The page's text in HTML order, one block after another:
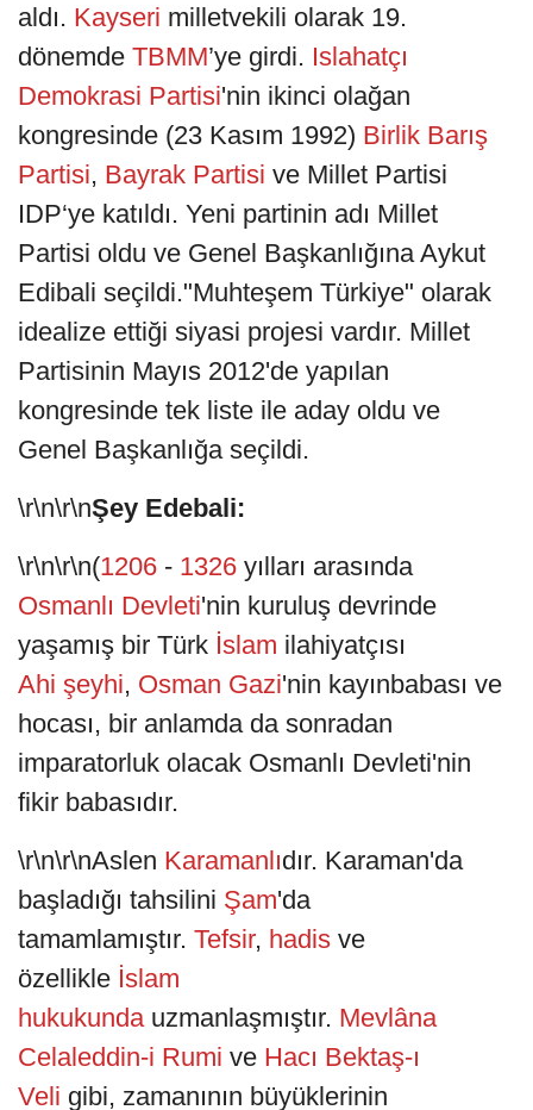
aldı. Kayseri milletvekili olarak 19.
dönemde TBMM’ye girdi. Islahatçı
Demokrasi Partisi'nin ikinci olağan
kongresinde (23 Kasım 1992) Birlik Barış
Partisi, Bayrak Partisi ve Millet Partisi
IDP‘ye katıldı. Yeni partinin adı Millet
Partisi oldu ve Genel Başkanlığına Aykut
Edibali seçildi."Muhteşem Türkiye" olarak
idealize ettiği siyasi projesi vardır. Millet
Partisinin Mayıs 2012'de yapılan
kongresinde tek liste ile aday oldu ve
Genel Başkanlığa seçildi.
\r\n\r\nŞey Edebali:
\r\n\r\n(1206 - 1326 yılları arasında
Osmanlı Devleti'nin kuruluş devrinde
yaşamış bir Türk İslam ilahiyatçısı
Ahi şeyhi, Osman Gazi'nin kayınbabası ve
hocası, bir anlamda da sonradan
imparatorluk olacak Osmanlı Devleti'nin
fikir babasıdır.
\r\n\r\nAslen Karamanlıdır. Karaman'da
başladığı tahsilini Şam'da
tamamlamıştır. Tefsir, hadis ve
özellikle İslam
hukukunda uzmanlaşmıştır. Mevlâna
Celaleddin-i Rumi ve Hacı Bektaş-ı
Veli gibi, zamanının büyüklerinin